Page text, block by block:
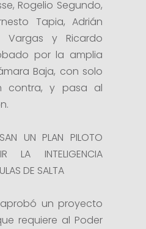
Rogelio Segundo,
Tapia, Adrián
Vargas y Ricardo
por la amplia
Baja, con solo
contra, y pasa al
UN PLAN PILOTO
LA INTELIGENCIA
DE SALTA
un proyecto
requiere al Poder